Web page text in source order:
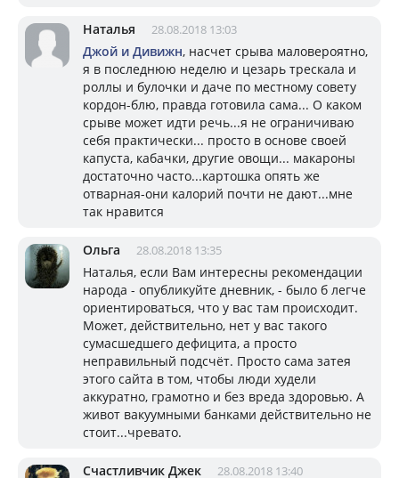
Наталья 28.08.2018 13:03
Джой и Дивижн, насчет срыва маловероятно,
я в последнюю неделю и цезарь трескала и
роллы и булочки и даче по местному совету
кордон-блю, правда готовила сама... О каком
срыве может идти речь...я не ограничиваю
себя практически... просто в основе своей
капуста, кабачки, другие овощи... макароны
достаточно часто...картошка опять же
отварная-они калорий почти не дают...мне
так нравится
Ольга 28.08.2018 13:35
Наталья, если Вам интересны рекомендации
народа - опубликуйте дневник, - было б легче
ориентироваться, что у вас там происходит.
Может, действительно, нет у вас такого
сумасшедшего дефицита, а просто
неправильный подсчёт. Просто сама затея
этого сайта в том, чтобы люди худели
аккуратно, грамотно и без вреда здоровью. А
живот вакуумными банками действительно не
стоит...чревато.
Счастливчик Джек 28.08.2018 13:40